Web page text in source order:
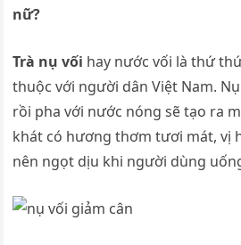
nữ?
Trà nụ vối hay nước vối là thứ
thuộc với người dân Việt Nam.
rồi pha với nước nóng sẽ tạo ra
khát có hương thơm tươi mát, vị
nên ngọt dịu khi người dùng